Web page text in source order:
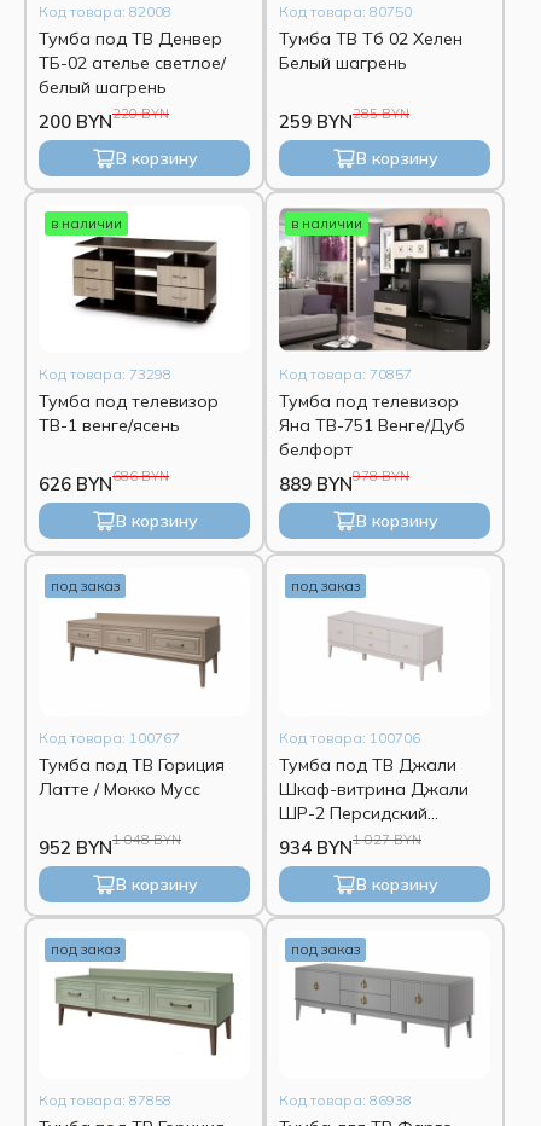
Код товара: 82008
Тумба под ТВ Денвер
ТБ-02 ателье светлое/
белый шагрень
220 BYN
200 BYN
В корзину
Код товара: 80750
Тумба ТВ Тб 02 Хелен
Белый шагрень
285 BYN
259 BYN
В корзину
в наличии
Код товара: 73298
Тумба под телевизор
ТВ-1 венге/ясень
686 BYN
626 BYN
В корзину
в наличии
Код товара: 70857
Тумба под телевизор
Яна ТВ-751 Венге/Дуб
белфорт
978 BYN
889 BYN
В корзину
под заказ
Код товара: 100767
Тумба под ТВ Гориция
Латте / Мокко Мусс
1 048 BYN
952 BYN
В корзину
под заказ
Код товара: 100706
Тумба под ТВ Джали
Шкаф-витрина Джали
ШР-2 Персидский
жемчуг/Льняной лак
1 027 BYN
934 BYN
В корзину
под заказ
Код товара: 87858
под заказ
Код товара: 86938